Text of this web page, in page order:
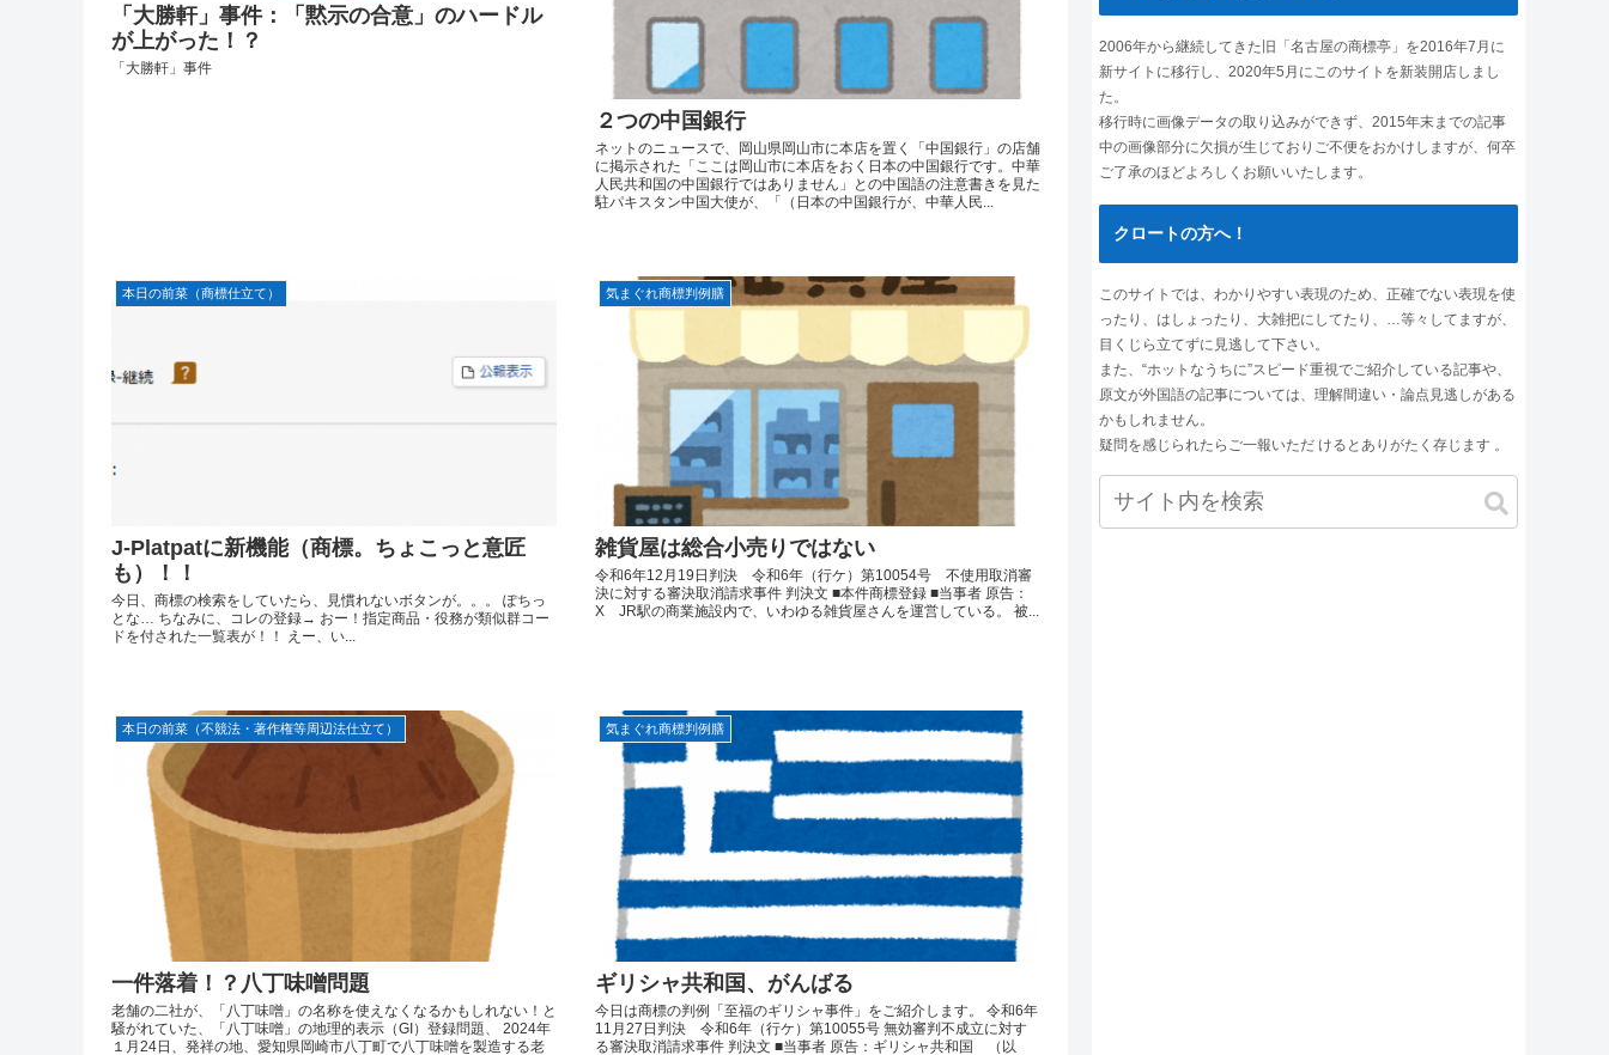
「大勝軒」事件：「黙示の合意」のハードル
が上がった！？
「大勝軒」事件
２つの中国銀行
ネットのニュースで、岡山県岡山市に本店を置く「中国銀行」の店舗
に掲示された「ここは岡山市に本店をおく日本の中国銀行です。中華
人民共和国の中国銀行ではありません」との中国語の注意書きを見た
駐パキスタン中国大使が、「（日本の中国銀行が、中華人民...
本日の前菜（商標仕立て）
J-Platpatに新機能（商標。ちょこっと意匠
も）！！
今日、商標の検索をしていたら、見慣れないボタンが。。。 ぽちっ
とな… ちなみに、コレの登録→ おー！指定商品・役務が類似群コー
ドを付された一覧表が！！ えー、い...
気まぐれ商標判例膳
雑貨屋は総合小売りではない
令和6年12月19日判決 令和6年（行ケ）第10054号 不使用取消審
決に対する審決取消請求事件 判決文 ■本件商標登録 ■当事者 原告：
X JR駅の商業施設内で、いわゆる雑貨屋さんを運営している。 被...
本日の前菜（不競法・著作権等周辺法仕立て）
一件落着！？八丁味噌問題
老舗の二社が、「八丁味噌」の名称を使えなくなるかもしれない！と
騒がれていた、「八丁味噌」の地理的表示（GI）登録問題、 2024年
１月24日、発祥の地、愛知県岡崎市八丁町で八丁味噌を製造する老
気まぐれ商標判例膳
ギリシャ共和国、がんばる
今日は商標の判例「至福のギリシャ事件」をご紹介します。 令和6年
11月27日判決 令和6年（行ケ）第10055号 無効審判不成立に対す
る審決取消請求事件 判決文 ■当事者 原告：ギリシャ共和国 （以
2006年から継続してきた旧「名古屋の商標亭」を2016年7月に
新サイトに移行し、2020年5月にこのサイトを新装開店しまし
た。
移行時に画像データの取り込みができず、2015年末までの記事
中の画像部分に欠損が生じておりご不便をおかけしますが、何卒
ご了承のほどよろしくお願いいたします。
クロートの方へ！
このサイトでは、わかりやすい表現のため、正確でない表現を使
ったり、はしょったり、大雑把にしてたり、…等々してますが、
目くじら立てずに見逃して下さい。
また、“ホットなうちに”スピード重視でご紹介している記事や、
原文が外国語の記事については、理解間違い・論点見逃しがある
かもしれません。
疑問を感じられたらご一報いただ けるとありがたく存じます 。